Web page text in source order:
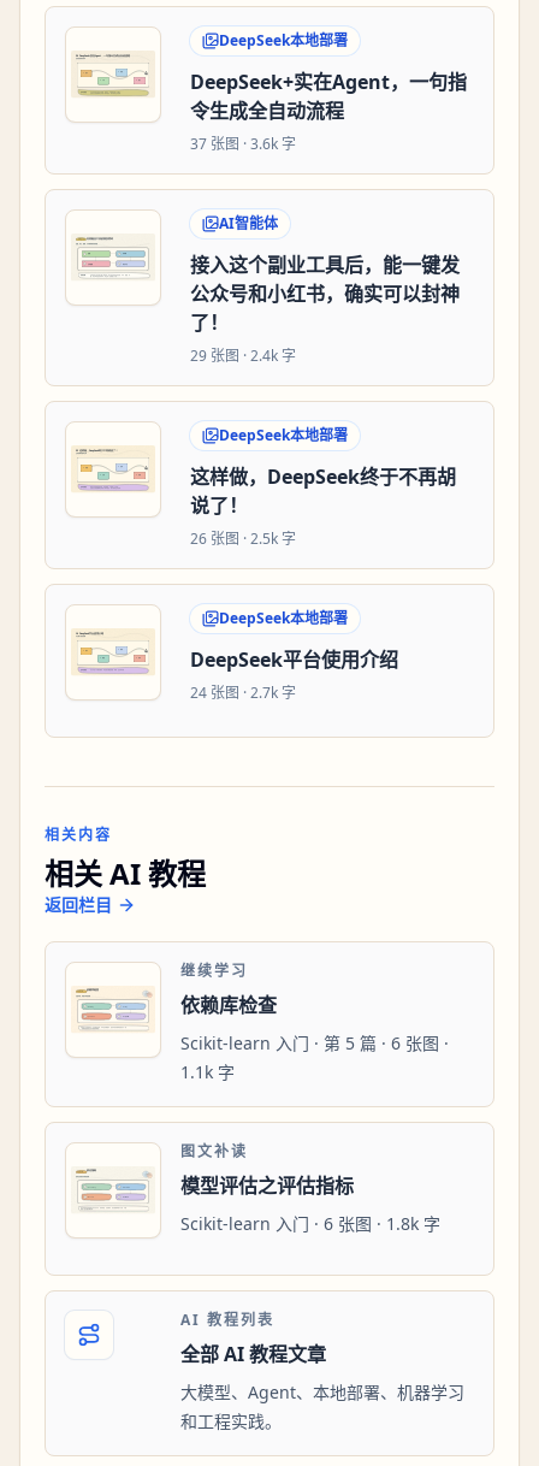
DeepSeek本地部署
DeepSeek+实在Agent，一句指
令生成全自动流程
37 张图 ·3.6k 字
AI智能体
接入这个副业工具后，能一键发
公众号和小红书，确实可以封神
了！
29 张图 ·2.4k 字
DeepSeek本地部署
这样做，DeepSeek终于不再胡
说了！
26 张图 ·2.5k 字
DeepSeek本地部署
DeepSeek平台使用介绍
24 张图 ·2.7k 字
相关内容
相关 AI 教程
返回栏目
继续学习
依赖库检查
Scikit-learn 入门 · 第 5 篇 · 6 张图 ·
1.1k 字
图文补读
模型评估之评估指标
Scikit-learn 入门 · 6 张图 · 1.8k 字
AI 教程列表
全部 AI 教程文章
大模型、Agent、本地部署、机器学习
和工程实践。